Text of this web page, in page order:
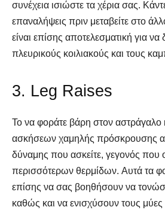
συνέχεια ισιώστε τα χέρια σας.
επαναλήψεις πριν μεταβείτε στο
είναι επίσης αποτελεσματική για να
πλευρικούς κοιλιακούς και τους
3. Leg Raises
Το να φοράτε βάρη στον αστράγαλο
ασκήσεων χαμηλής πρόσκρουσης
δύναμης που ασκείτε, γεγονός που
περισσότερων θερμίδων. Αυτά τα
επίσης να σας βοηθήσουν να
καθώς και να ενισχύσουν τους